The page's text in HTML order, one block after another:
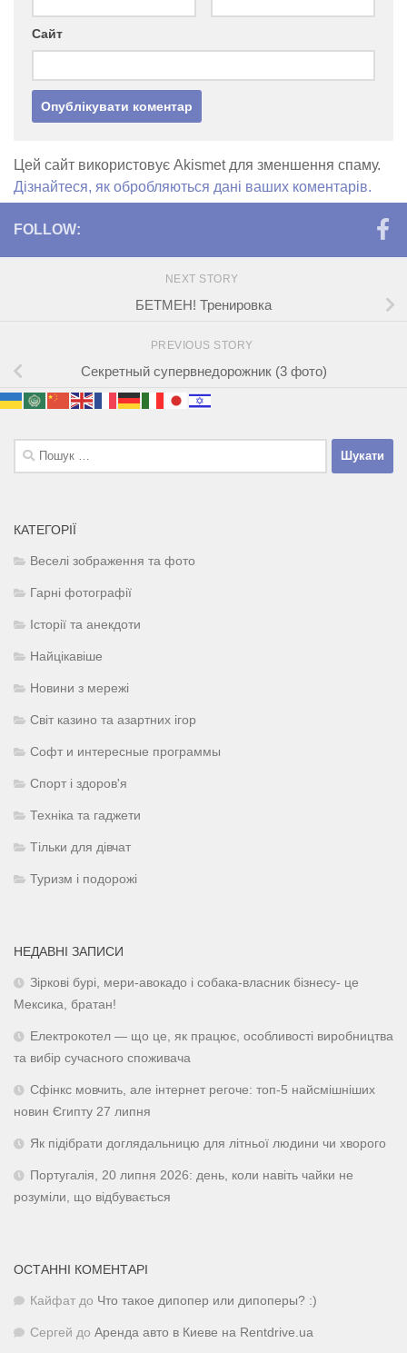
Сайт
Цей сайт використовує Akismet для зменшення спаму.
Дізнайтеся, як обробляються дані ваших коментарів.
FOLLOW:
NEXT STORY
БЕТМЕН! Тренировка
PREVIOUS STORY
Секретный супервнедорожник (3 фото)
Пошук:
КАТЕГОРІЇ
Веселі зображення та фото
Гарні фотографії
Історії та анекдоти
Найцікавіше
Новини з мережі
Світ казино та азартних ігор
Софт и интересные программы
Спорт і здоров'я
Техніка та гаджети
Тільки для дівчат
Туризм і подорожі
НЕДАВНІ ЗАПИСИ
Зіркові бурі, мери-авокадо і собака-власник бізнесу- це
Мексика, братан!
Електрокотел — що це, як працює, особливості виробництва
та вибір сучасного споживача
Сфінкс мовчить, але інтернет регоче: топ-5 найсмішніших
новин Єгипту 27 липня
Як підібрати доглядальницю для літньої людини чи хворого
Португалія, 20 липня 2026: день, коли навіть чайки не
розуміли, що відбувається
ОСТАННІ КОМЕНТАРІ
Кайфат до Что такое дипопер или дипоперы? :)
Сергей до Аренда авто в Киеве на Rentdrive.ua